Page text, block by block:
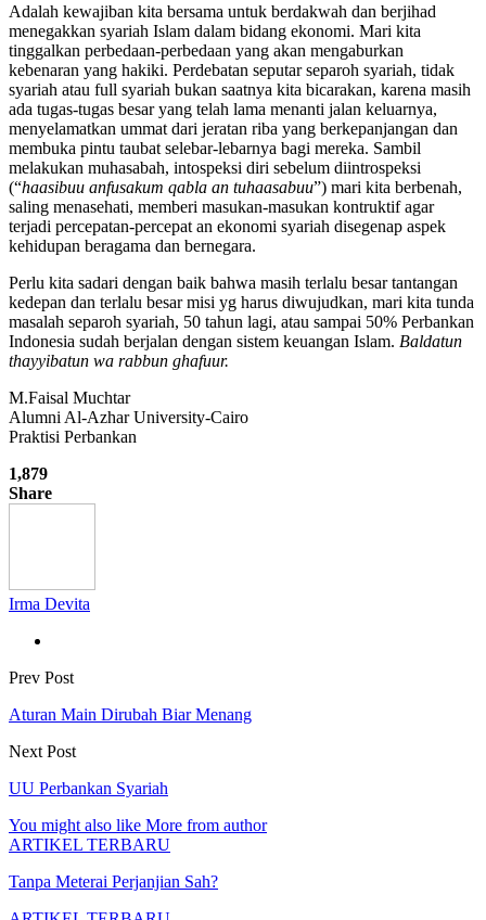
Adalah kewajiban kita bersama untuk berdakwah dan berjihad
menegakkan syariah Islam dalam bidang ekonomi. Mari kita
tinggalkan perbedaan-perbedaan yang akan mengaburkan
kebenaran yang hakiki. Perdebatan seputar separoh syariah, tidak
syariah atau full syariah bukan saatnya kita bicarakan, karena masih
ada tugas-tugas besar yang telah lama menanti jalan keluarnya,
menyelamatkan ummat dari jeratan riba yang berkepanjangan dan
membuka pintu taubat selebar-lebarnya bagi mereka. Sambil
melakukan muhasabah, intospeksi diri sebelum diintrospeksi
(“haasibuu anfusakum qabla an tuhaasabuu”) mari kita berbenah,
saling menasehati, memberi masukan-masukan kontruktif agar
terjadi percepatan-percepat an ekonomi syariah disegenap aspek
kehidupan beragama dan bernegara.
Perlu kita sadari dengan baik bahwa masih terlalu besar tantangan
kedepan dan terlalu besar misi yg harus diwujudkan, mari kita tunda
masalah separoh syariah, 50 tahun lagi, atau sampai 50% Perbankan
Indonesia sudah berjalan dengan sistem keuangan Islam. Baldatun
thayyibatun wa rabbun ghafuur.
M.Faisal Muchtar
Alumni Al-Azhar University-Cairo
Praktisi Perbankan
1,879
Share
Irma Devita
Prev Post
Aturan Main Dirubah Biar Menang
Next Post
UU Perbankan Syariah
You might also like More from author
ARTIKEL TERBARU
Tanpa Meterai Perjanjian Sah?